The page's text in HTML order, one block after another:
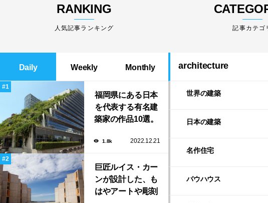
RANKING
人気記事ランキング
Daily Weekly Monthly
福岡県にある日本
を代表する有名建
築家の作品10選。
タバから磯崎新に
1.8k 2022.12.21
巨匠ルイス・カー
ンが設計した、も
はやアートや彫刻
architecture
世界の建築
日本の建築
名作住宅
バウハウス